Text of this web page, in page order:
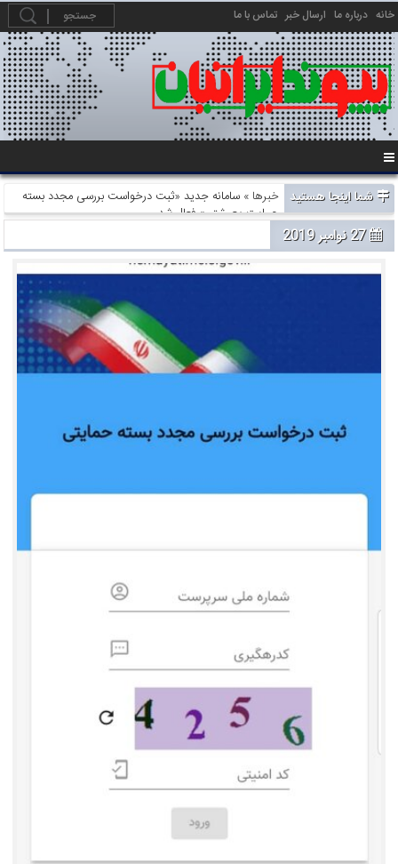
خانه درباره ما ارسال خبر تماس با ما
شما اینجا هستید خبرها » سامانه جدید «ثبت درخواست بررسی مجدد بسته
حمایت معیشتی» فعال شد
27 نوامبر 2019